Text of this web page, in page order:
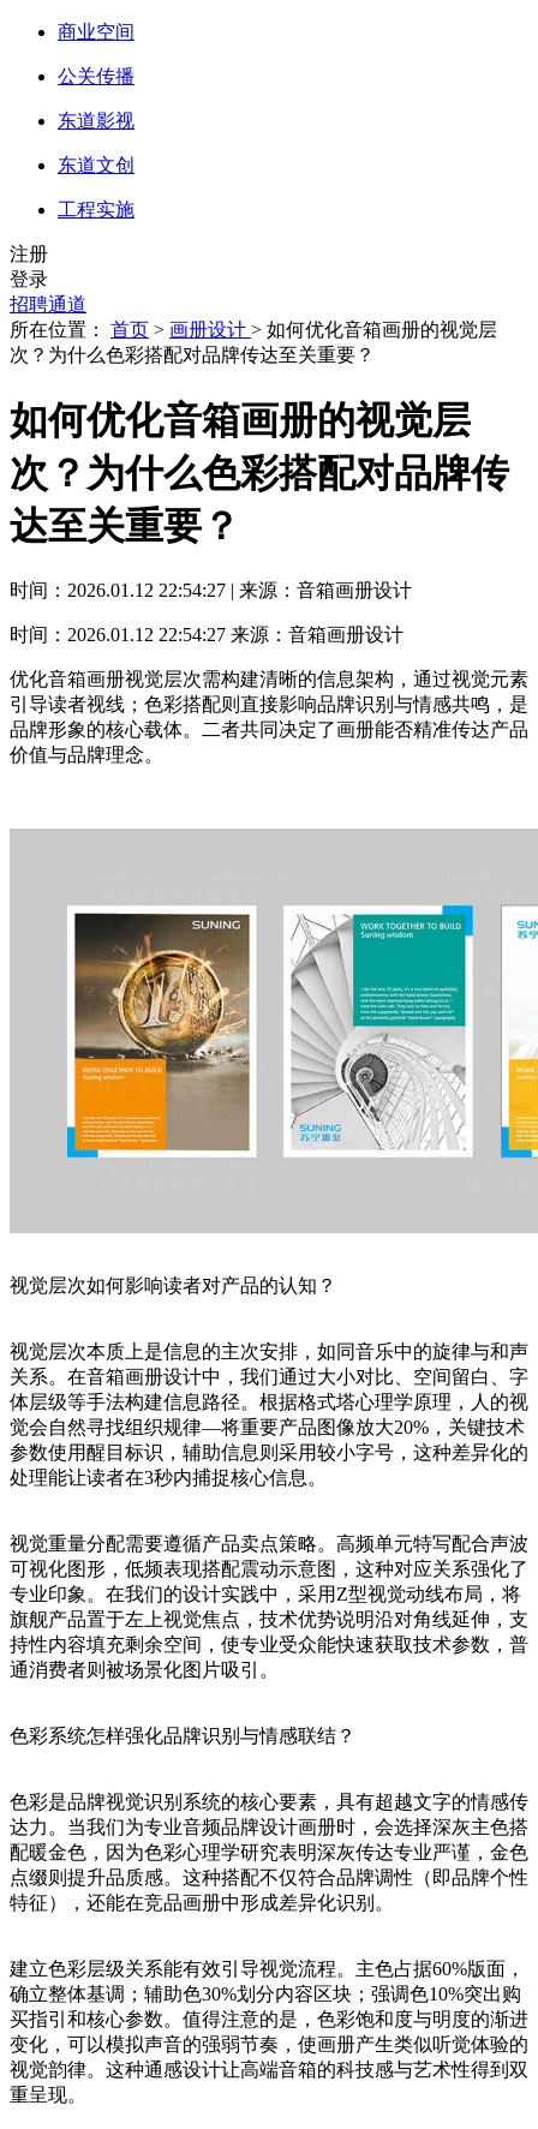
商业空间
公关传播
东道影视
东道文创
工程实施
注册
登录
招聘通道
所在位置： 首页 > 画册设计 > 如何优化音箱画册的视觉层
次？为什么色彩搭配对品牌传达至关重要？
如何优化音箱画册的视觉层
次？为什么色彩搭配对品牌传
达至关重要？
时间：2026.01.12 22:54:27 | 来源：音箱画册设计
时间：2026.01.12 22:54:27 来源：音箱画册设计
优化音箱画册视觉层次需构建清晰的信息架构，通过视觉元素
引导读者视线；色彩搭配则直接影响品牌识别与情感共鸣，是
品牌形象的核心载体。二者共同决定了画册能否精准传达产品
价值与品牌理念。
视觉层次如何影响读者对产品的认知？
视觉层次本质上是信息的主次安排，如同音乐中的旋律与和声
关系。在音箱画册设计中，我们通过大小对比、空间留白、字
体层级等手法构建信息路径。根据格式塔心理学原理，人的视
觉会自然寻找组织规律—将重要产品图像放大20%，关键技术
参数使用醒目标识，辅助信息则采用较小字号，这种差异化的
处理能让读者在3秒内捕捉核心信息。
视觉重量分配需要遵循产品卖点策略。高频单元特写配合声波
可视化图形，低频表现搭配震动示意图，这种对应关系强化了
专业印象。在我们的设计实践中，采用Z型视觉动线布局，将
旗舰产品置于左上视觉焦点，技术优势说明沿对角线延伸，支
持性内容填充剩余空间，使专业受众能快速获取技术参数，普
通消费者则被场景化图片吸引。
色彩系统怎样强化品牌识别与情感联结？
色彩是品牌视觉识别系统的核心要素，具有超越文字的情感传
达力。当我们为专业音频品牌设计画册时，会选择深灰主色搭
配暖金色，因为色彩心理学研究表明深灰传达专业严谨，金色
点缀则提升品质感。这种搭配不仅符合品牌调性（即品牌个性
特征），还能在竞品画册中形成差异化识别。
建立色彩层级关系能有效引导视觉流程。主色占据60%版面，
确立整体基调；辅助色30%划分内容区块；强调色10%突出购
买指引和核心参数。值得注意的是，色彩饱和度与明度的渐进
变化，可以模拟声音的强弱节奏，使画册产生类似听觉体验的
视觉韵律。这种通感设计让高端音箱的科技感与艺术性得到双
重呈现。